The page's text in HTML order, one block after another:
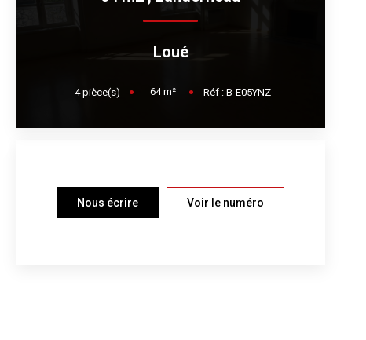
Loué
4pièce(s) 64m² Réf :B-E05YNZ
Nous écrire Voir le numéro